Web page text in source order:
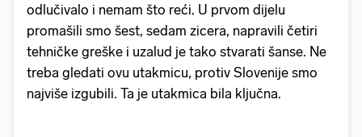
odlučivalo i nemam što reći. U prvom dijelu
promašili smo šest, sedam zicera, napravili četiri
tehničke greške i uzalud je tako stvarati šanse. Ne
treba gledati ovu utakmicu, protiv Slovenije smo
najviše izgubili. Ta je utakmica bila ključna.